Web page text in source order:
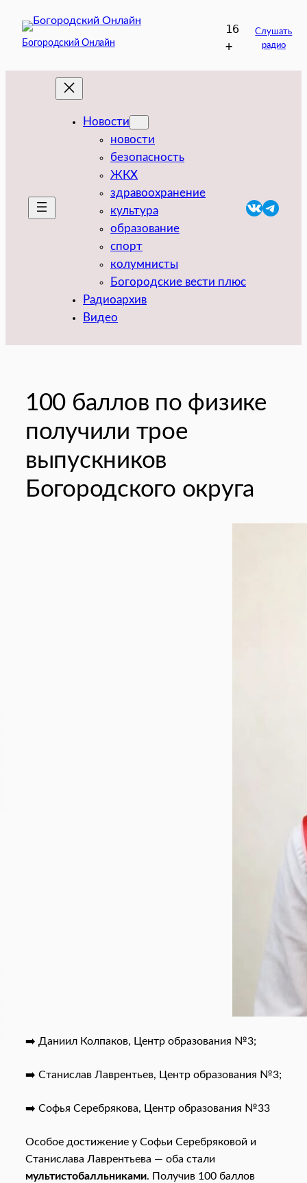
содержимому
Богородский Онлайн
16
+
Слушать
радио
Новости
новости
безопасность
ЖКХ
здравоохранение
культура
образование
спорт
колумнисты
Богородские вести плюс
Радиоархив
Видео
VK
100 баллов по физике
получили трое
выпускников
Богородского округа
➡️ Даниил Колпаков, Центр образования №3;
➡️ Станислав Лаврентьев, Центр образования №3;
➡️ Софья Серебрякова, Центр образования №33
Особое достижение у Софьи Серебряковой и
Станислава Лаврентьева — оба стали
мультистобалльниками. Получив 100 баллов